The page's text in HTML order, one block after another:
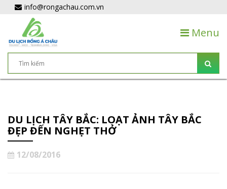
info@rongachau.com.vn
Menu
DU LỊCH TÂY BẮC: LOẠT ẢNH TÂY BẮC
ĐẸP ĐẾN NGHẸT THỞ
12/08/2016